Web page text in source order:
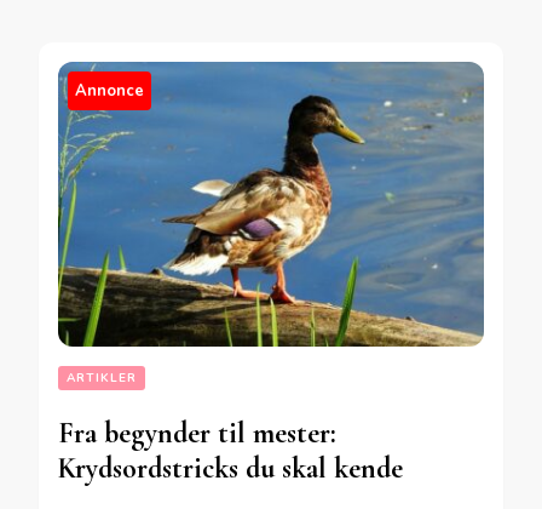
Annonce
ARTIKLER
Fra begynder til mester:
Krydsordstricks du skal kende